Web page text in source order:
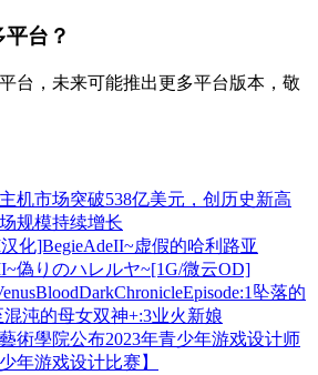
台？
台，未来可能推出更多平台版本，敬
机市场突破538亿美元，创历史新高
规模持续增长
化]BegieAdeII~虚假的哈利路亚
偽りのハレルヤ~[1G/微云OD]
坠落的
沌的母女双神+:3业火新娘
術學院公布2023年青少年游戏设计师
年游戏设计比赛】